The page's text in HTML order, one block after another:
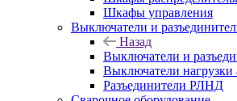
Шкафы управления
Выключатели и
Назад
Выключатели и
Выключатели
Разъединители РЛНД